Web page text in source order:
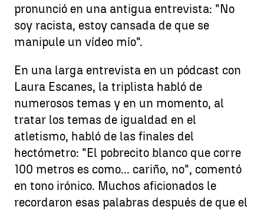
pronunció en una antigua entrevista: "No
soy racista, estoy cansada de que se
manipule un vídeo mío".
En una larga entrevista en un pódcast con
Laura Escanes, la triplista habló de
numerosos temas y en un momento, al
tratar los temas de igualdad en el
atletismo, habló de las finales del
hectómetro: "El pobrecito blanco que corre
100 metros es como... cariño, no", comentó
en tono irónico. Muchos aficionados le
recordaron esas palabras después de que el